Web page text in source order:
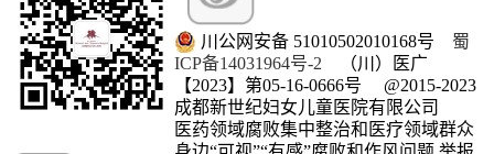
川公网安备 51010502010168号 蜀
ICP备14031964号-2 （川）医广
【2023】第05-16-0666号 @2015-2023
成都新世纪妇女儿童医院有限公司
医药领域腐败集中整治和医疗领域群众